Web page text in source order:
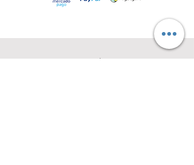
Loja